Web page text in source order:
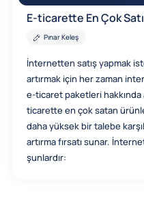
E-ticarette En Çok
Pınar Keleş
İnternetten satış yapmak
artırmak için her zaman
e-ticaret paketleri hakkında
ticarette en çok satan
daha yüksek bir talebe
artırma fırsatı sunar.
şunlardır: